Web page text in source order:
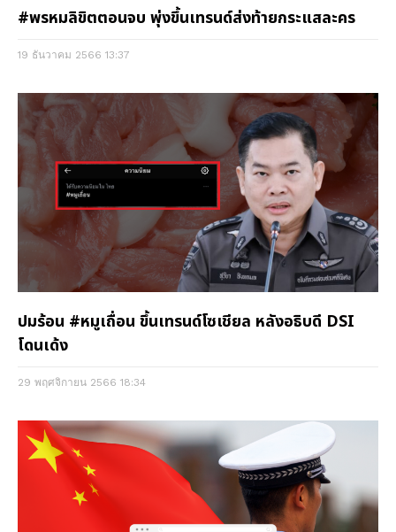
#พรหมลิขิตตอนจบ พุ่งขึ้นเทรนด์ส่งท้ายกระแสละคร
19 ธันวาคม 2566 13:37
ปมร้อน #หมูเถื่อน ขึ้นเทรนด์โซเชียล หลังอธิบดี DSI
โดนเด้ง
29 พฤศจิกายน 2566 18:34